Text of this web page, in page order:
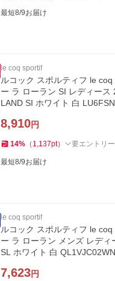
最短8/9お届け
le coq sportif
ルコック スポルティフ le
ー ラ ローラン SI レディース
LAND SI ホワイト 白
8,910円
14% （ 1,137pt） 要エントリー
最短8/9お届け
le coq sportif
ルコック スポルティフ le
ー ラ ローラン メンズ レディ
SL ホワイト 白 QL1VJC02WN
7,623円